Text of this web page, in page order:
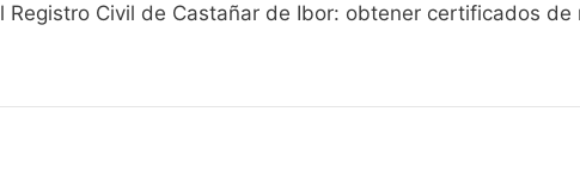
Civil de Castañar de Ibor: obtener certificados de